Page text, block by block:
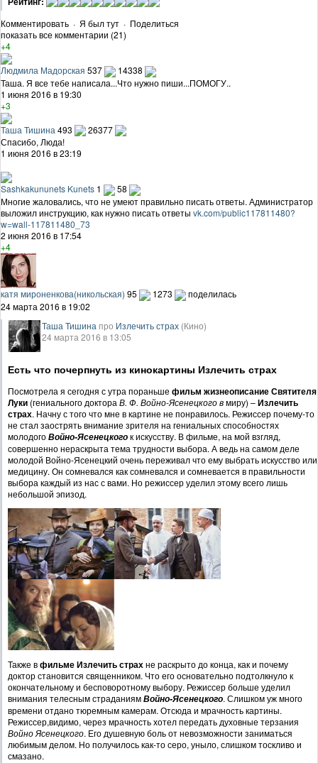
Комментировать · Я был тут · Поделиться
показать все комментарии (21)
+4
Людмила Мадорская 537
14338
Таша. Я все тебе написала...Что нужно пиши...ПОМОГУ..
1 июня 2016 в 19:30
+3
Таша Тишина 493
26377
Спасибо, Люда!
1 июня 2016 в 23:19
Sashkakununets Kunets 1
58
Многие жаловались, что не умеют правильно писать ответы. Администратор
выложил инструкцию, как нужно писать ответы vk.com/public117811480?
w=wall-117811480_73
2 июня 2016 в 17:54
+4
катя мироненкова(никольская) 95 1273
поделилась
24 марта 2016 в 19:02
Таша Тишина про Излечить страх (Кино)
24 марта 2016 в 13:05
Есть что почерпнуть из кинокартины Излечить страх
Посмотрела я сегодня с утра пораньше фильм жизнеописание Святителя
Луки (гениального доктора В. Ф. Войно-Ясенецкого вмиру) –Излечить
страх. Начну с того что мне в картине не понравилось. Режиссер почему-то
не стал заострять внимание зрителя на гениальных способностях
молодогоВойно-Ясенецкогок искусству. В фильме, на мой взгляд,
совершенно нераскрыта тема трудности выбора. А ведь на самом деле
молодой Войно-Ясенецкий очень переживал что ему выбрать искусство или
медицину. Он сомневался как сомневался и сомневается в правильности
выбора каждый из нас с вами. Но режиссер уделил этому всего лишь
небольшой эпизод.
Также вфильме Излечить страхне раскрыто до конца, как и почему
доктор становится священником. Что его основательно подтолкнуло к
окончательному и бесповоротному выбору. Режиссер больше уделил
внимания телесным страданиямВойно-Ясенецкого. Слишком уж много
времени отдано тюремным камерам. Отсюда и мрачность картины.
Режиссер,видимо, через мрачность хотел передать духовные терзания
Войно Ясенецкого. Его душевную боль от невозможности заниматься
любимым делом. Но получилось как-то серо, уныло, слишком тоскливо и
смазано.